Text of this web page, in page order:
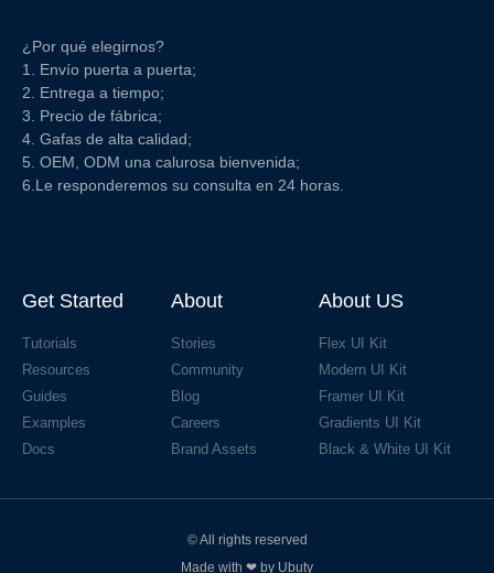
¿Por qué elegirnos?
1. Envío puerta a puerta;
2. Entrega a tiempo;
3. Precio de fábrica;
4. Gafas de alta calidad;
5. OEM, ODM una calurosa bienvenida;
6.Le responderemos su consulta en 24 horas.
Get Started
Tutorials
Resources
Guides
Examples
Docs
About
Stories
Community
Blog
Careers
Brand Assets
About US
Flex UI Kit
Modern UI Kit
Framer UI Kit
Gradients UI Kit
Black & White UI Kit
© All rights reserved
Made with ❤ by Ubuty